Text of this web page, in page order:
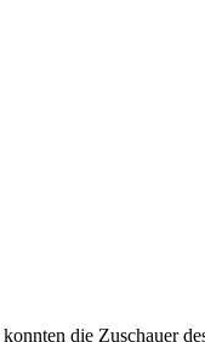
konnten die Zuschauer